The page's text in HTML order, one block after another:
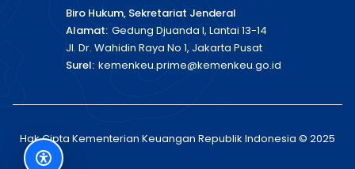
Biro Hukum, Sekretariat Jenderal
Alamat: Gedung Djuanda I, Lantai 13-14
Jl. Dr. Wahidin Raya No 1, Jakarta Pusat
Surel: kemenkeu.prime@kemenkeu.go.id
Hak Cipta Kementerian Keuangan Republik Indonesia © 2025